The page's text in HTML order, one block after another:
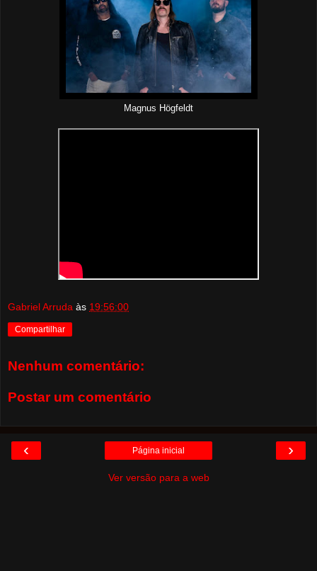
Magnus Högfeldt
Gabriel Arruda às 19:56:00
Compartilhar
Nenhum comentário:
Postar um comentário
‹ ›
Página inicial
Ver versão para a web